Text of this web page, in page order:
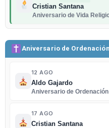
Cristian Santana
Aniversario de Vida
Aniversario de
12 AGO
Aldo Gajardo
Aniversario de
17 AGO
Cristian Santana